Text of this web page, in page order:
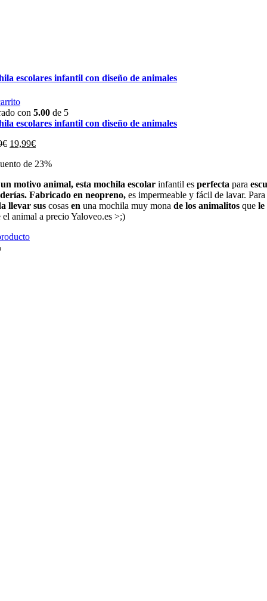
escolares infantil con diseño de animales
con 5.00 de 5
escolares infantil con diseño de animales
€ El
original
25,99€.
19,99€El
actual
19,99€.
de 23%
motivo animal, esta mochila escolar infantil es perfecta para
Fabricado en neopreno, es impermeable y fácil de lavar.
llevar sus cosas en una mochila muy mona de los animalitos que le
el animal a precio Yaloveo.es >;)